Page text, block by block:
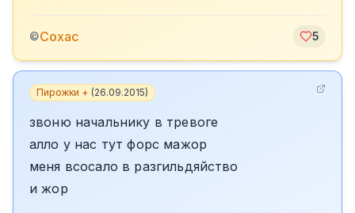
©Сохас 5
Пирожки + (26.09.2015)
звоню начальнику в тревоге
алло у нас тут форс мажор
меня всосало в разгильдяйство
и жор